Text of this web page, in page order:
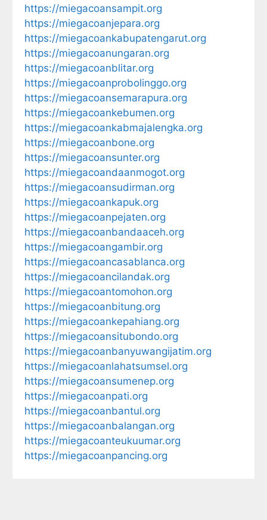
https://miegacoansampit.org
https://miegacoanjepara.org
https://miegacoankabupatengarut.org
https://miegacoanungaran.org
https://miegacoanblitar.org
https://miegacoanprobolinggo.org
https://miegacoansemarapura.org
https://miegacoankebumen.org
https://miegacoankabmajalengka.org
https://miegacoanbone.org
https://miegacoansunter.org
https://miegacoandaanmogot.org
https://miegacoansudirman.org
https://miegacoankapuk.org
https://miegacoanpejaten.org
https://miegacoanbandaaceh.org
https://miegacoangambir.org
https://miegacoancasablanca.org
https://miegacoancilandak.org
https://miegacoantomohon.org
https://miegacoanbitung.org
https://miegacoankepahiang.org
https://miegacoansitubondo.org
https://miegacoanbanyuwangijatim.org
https://miegacoanlahatsumsel.org
https://miegacoansumenep.org
https://miegacoanpati.org
https://miegacoanbantul.org
https://miegacoanbalangan.org
https://miegacoanteukuumar.org
https://miegacoanpancing.org